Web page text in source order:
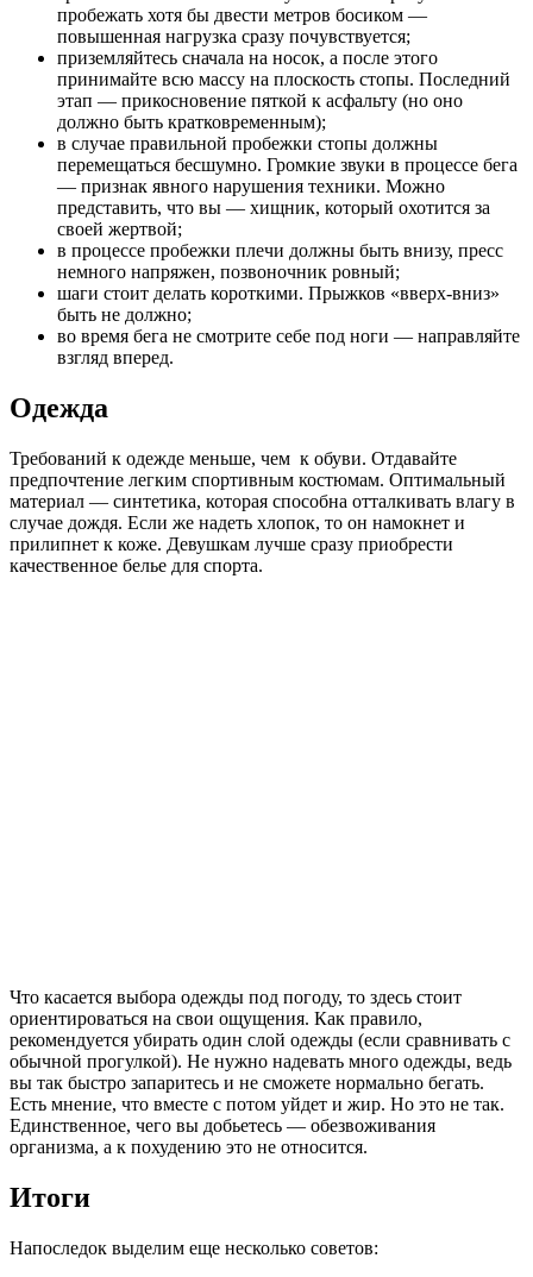
пробежать хотя бы двести метров босиком —
повышенная нагрузка сразу почувствуется;
приземляйтесь сначала на носок, а после этого
принимайте всю массу на плоскость стопы. Последний
этап — прикосновение пяткой к асфальту (но оно
должно быть кратковременным);
в случае правильной пробежки стопы должны
перемещаться бесшумно. Громкие звуки в процессе бега
— признак явного нарушения техники. Можно
представить, что вы — хищник, который охотится за
своей жертвой;
в процессе пробежки плечи должны быть внизу, пресс
немного напряжен, позвоночник ровный;
шаги стоит делать короткими. Прыжков «вверх-вниз»
быть не должно;
во время бега не смотрите себе под ноги — направляйте
взгляд вперед.
Одежда
Требований к одежде меньше, чем к обуви. Отдавайте
предпочтение легким спортивным костюмам. Оптимальный
материал — синтетика, которая способна отталкивать влагу в
случае дождя. Если же надеть хлопок, то он намокнет и
прилипнет к коже. Девушкам лучше сразу приобрести
качественное белье для спорта.
Что касается выбора одежды под погоду, то здесь стоит
ориентироваться на свои ощущения. Как правило,
рекомендуется убирать один слой одежды (если сравнивать с
обычной прогулкой). Не нужно надевать много одежды, ведь
вы так быстро запаритесь и не сможете нормально бегать.
Есть мнение, что вместе с потом уйдет и жир. Но это не так.
Единственное, чего вы добьетесь — обезвоживания
организма, а к похудению это не относится.
Итоги
Напоследок выделим еще несколько советов: